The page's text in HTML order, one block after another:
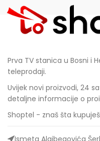
Prva TV stanica u Bosni i
teleprodaji.
Uvijek novi proizvodi, 24
detaljne informacije o
Shoptel - znaš šta
Ismeta Alajbegovića